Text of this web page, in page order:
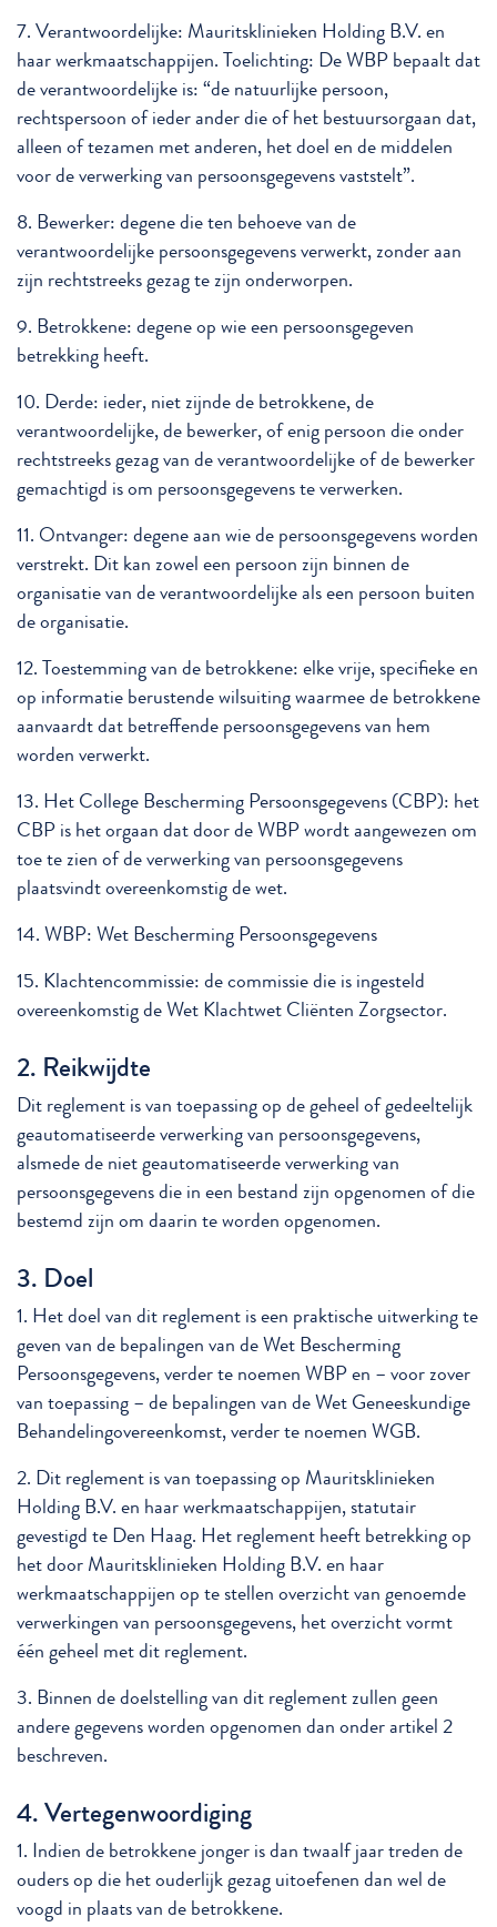
7. Verantwoordelijke: Mauritsklinieken Holding B.V. en
haar werkmaatschappijen. Toelichting: De WBP bepaalt dat
de verantwoordelijke is: “de natuurlijke persoon,
rechtspersoon of ieder ander die of het bestuursorgaan dat,
alleen of tezamen met anderen, het doel en de middelen
voor de verwerking van persoonsgegevens vaststelt”.
8. Bewerker: degene die ten behoeve van de
verantwoordelijke persoonsgegevens verwerkt, zonder aan
zijn rechtstreeks gezag te zijn onderworpen.
9. Betrokkene: degene op wie een persoonsgegeven
betrekking heeft.
10. Derde: ieder, niet zijnde de betrokkene, de
verantwoordelijke, de bewerker, of enig persoon die onder
rechtstreeks gezag van de verantwoordelijke of de bewerker
gemachtigd is om persoonsgegevens te verwerken.
11. Ontvanger: degene aan wie de persoonsgegevens worden
verstrekt. Dit kan zowel een persoon zijn binnen de
organisatie van de verantwoordelijke als een persoon buiten
de organisatie.
12. Toestemming van de betrokkene: elke vrije, specifieke en
op informatie berustende wilsuiting waarmee de betrokkene
aanvaardt dat betreffende persoonsgegevens van hem
worden verwerkt.
13. Het College Bescherming Persoonsgegevens (CBP): het
CBP is het orgaan dat door de WBP wordt aangewezen om
toe te zien of de verwerking van persoonsgegevens
plaatsvindt overeenkomstig de wet.
14. WBP: Wet Bescherming Persoonsgegevens
15. Klachtencommissie: de commissie die is ingesteld
overeenkomstig de Wet Klachtwet Cliënten Zorgsector.
2. Reikwijdte
Dit reglement is van toepassing op de geheel of gedeeltelijk
geautomatiseerde verwerking van persoonsgegevens,
alsmede de niet geautomatiseerde verwerking van
persoonsgegevens die in een bestand zijn opgenomen of die
bestemd zijn om daarin te worden opgenomen.
3. Doel
1. Het doel van dit reglement is een praktische uitwerking te
geven van de bepalingen van de Wet Bescherming
Persoonsgegevens, verder te noemen WBP en – voor zover
van toepassing – de bepalingen van de Wet Geneeskundige
Behandelingovereenkomst, verder te noemen WGB.
2. Dit reglement is van toepassing op Mauritsklinieken
Holding B.V. en haar werkmaatschappijen, statutair
gevestigd te Den Haag. Het reglement heeft betrekking op
het door Mauritsklinieken Holding B.V. en haar
werkmaatschappijen op te stellen overzicht van genoemde
verwerkingen van persoonsgegevens, het overzicht vormt
één geheel met dit reglement.
3. Binnen de doelstelling van dit reglement zullen geen
andere gegevens worden opgenomen dan onder artikel 2
beschreven.
4. Vertegenwoordiging
1. Indien de betrokkene jonger is dan twaalf jaar treden de
ouders op die het ouderlijk gezag uitoefenen dan wel de
voogd in plaats van de betrokkene.